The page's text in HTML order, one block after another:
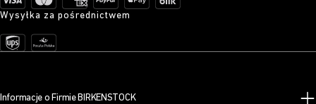
Wysyłka za pośrednictwem
Informacje o Firmie BIRKENSTOCK